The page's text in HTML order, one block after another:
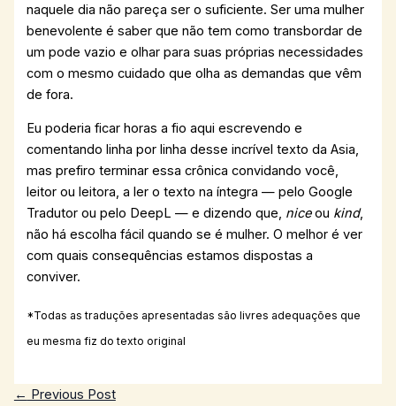
naquele dia não pareça ser o suficiente. Ser uma mulher
benevolente é saber que não tem como transbordar de
um pode vazio e olhar para suas próprias necessidades
com o mesmo cuidado que olha as demandas que vêm
de fora.
Eu poderia ficar horas a fio aqui escrevendo e
comentando linha por linha desse incrível texto da Asia,
mas prefiro terminar essa crônica convidando você,
leitor ou leitora, a ler o texto na íntegra — pelo Google
Tradutor ou pelo DeepL — e dizendo que, niceou kind,
não há escolha fácil quando se é mulher. O melhor é ver
com quais consequências estamos dispostas a
conviver.
*Todas as traduções apresentadas são livres adequações que
eu mesma fiz do texto original
← Previous Post